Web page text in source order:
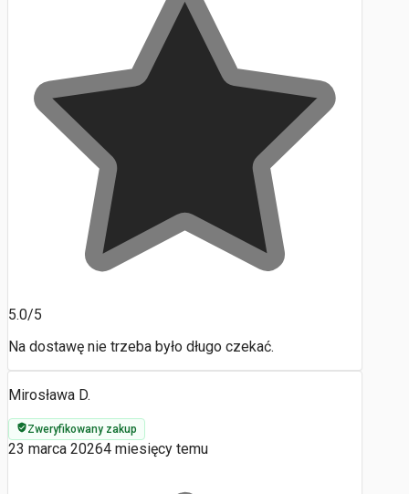
5.0/5
Na dostawę nie trzeba było długo czekać.
Mirosława D.
Zweryfikowany zakup
23 marca 20264 miesięcy temu